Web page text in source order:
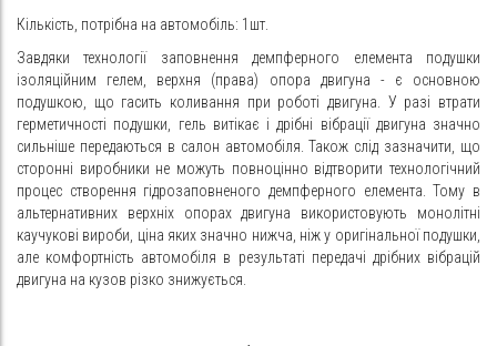
Кількість, потрібна на автомобіль: 1шт.
Завдяки технології заповнення демпферного елемента подушки
ізоляційним гелем, верхня (права) опора двигуна - є основною
подушкою, що гасить коливання при роботі двигуна. У разі втрати
герметичності подушки, гель витікає і дрібні вібрації двигуна значно
сильніше передаються в салон автомобіля. Також слід зазначити, що
сторонні виробники не можуть повноцінно відтворити технологічний
процес створення гідрозаповненого демпферного елемента. Тому в
альтернативних верхніх опорах двигуна використовують монолітні
каучукові вироби, ціна яких значно нижча, ніж у оригінальної подушки,
але комфортність автомобіля в результаті передачі дрібних вібрацій
двигуна на кузов різко знижується.